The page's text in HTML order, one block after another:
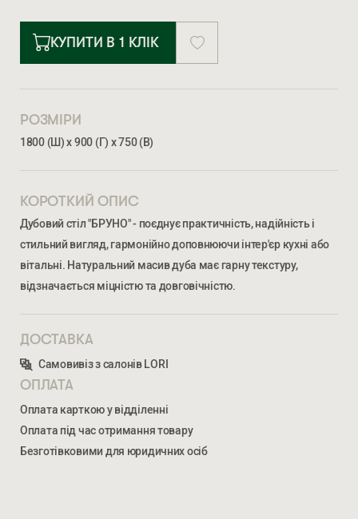
КУПИТИ В 1 КЛІК
РОЗМІРИ
1800 (Ш) х 900 (Г) х 750 (В)
КОРОТКИЙ ОПИС
Дубовий стіл "БРУНО" - поєднує практичність, надійність і
стильний вигляд, гармонійно доповнюючи інтер'єр кухні або
вітальні. Натуральний масив дуба має гарну текстуру,
відзначається міцністю та довговічністю.
ДОСТАВКА
Самовивіз з салонів LORI
ОПЛАТА
Оплата карткою у відділенні
Оплата під час отримання товару
Безготівковими для юридичних осіб
Ми відкриті для співпраці з компаніями, які займаються
облаштуванням житлової та комерційної нерухомості
ВВЕДІТЬ ВАШЕ ПРІЗВИЩЕ ТА ІМ’Я *
БРУНО